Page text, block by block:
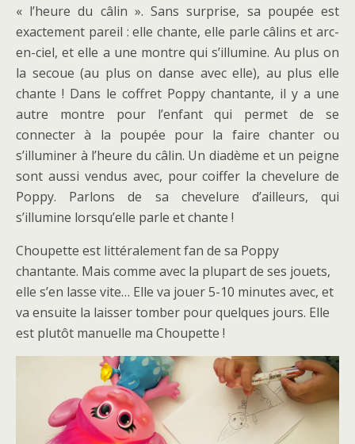
« l’heure du câlin ». Sans surprise, sa poupée est
exactement pareil : elle chante, elle parle câlins et arc-
en-ciel, et elle a une montre qui s’illumine. Au plus on
la secoue (au plus on danse avec elle), au plus elle
chante ! Dans le coffret Poppy chantante, il y a une
autre montre pour l’enfant qui permet de se
connecter à la poupée pour la faire chanter ou
s’illuminer à l’heure du câlin. Un diadème et un peigne
sont aussi vendus avec, pour coiffer la chevelure de
Poppy. Parlons de sa chevelure d’ailleurs, qui
s’illumine lorsqu’elle parle et chante !
Choupette est littéralement fan de sa Poppy
chantante. Mais comme avec la plupart de ses jouets,
elle s’en lasse vite… Elle va jouer 5-10 minutes avec, et
va ensuite la laisser tomber pour quelques jours. Elle
est plutôt manuelle ma Choupette !